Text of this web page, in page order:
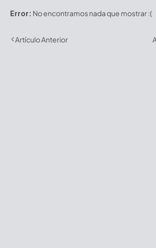
Error: No encontramos nada que mostrar :(
Artículo Anterior